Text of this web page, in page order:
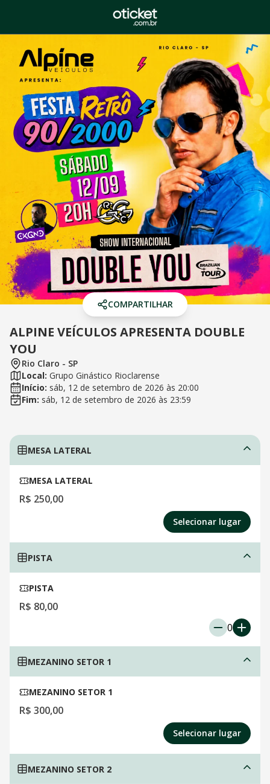
COMPARTILHAR
ALPINE VEÍCULOS APRESENTA DOUBLE
YOU
Rio Claro - SP
Local: Grupo Ginástico Rioclarense
Início: sáb, 12 de setembro de 2026 às 20:00
Fim: sáb, 12 de setembro de 2026 às 23:59
MESA LATERAL
MESA LATERAL
R$ 250,00
Selecionar lugar
PISTA
PISTA
R$ 80,00
0
MEZANINO SETOR 1
MEZANINO SETOR 1
R$ 300,00
Selecionar lugar
MEZANINO SETOR 2